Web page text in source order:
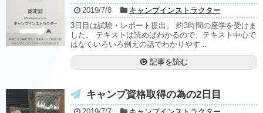
2019/7/8
キャンプインストラクター
3日目は試験・レポート提出。 約3時間の座学を受けま
した。 テキストは読めばわかるので、テキスト中心で
はなくいろいろ例えの話でわかりやす...
記事を読む
キャンプ資格取得の為の2日目